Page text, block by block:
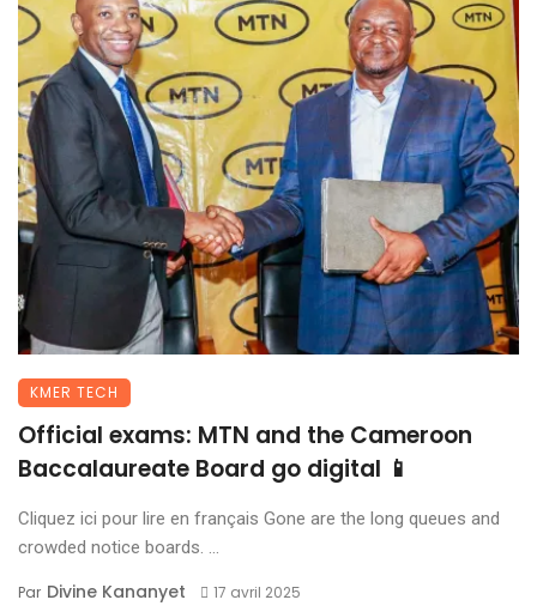
KMER TECH
Official exams: MTN and the Cameroon
Baccalaureate Board go digital 📱
Cliquez ici pour lire en français Gone are the long queues and
crowded notice boards. ...
Par Divine Kananyet 17 avril 2025